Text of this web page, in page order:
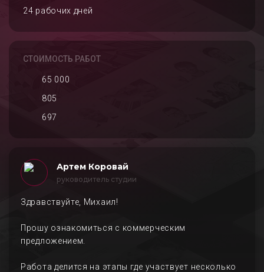
24 рабочих дней
СТОИМОСТЬ РАБОТ
65 000
805
697
Артем Коровай
руководитель студии
Здравствуйте, Михаил!
Прошу ознакомиться с коммерческим
предложением.
Работа делится на этапы где участвует несколько